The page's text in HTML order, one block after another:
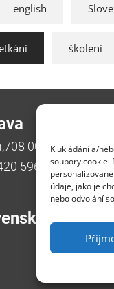
K ukládání a/
soubory cookie.
údaje, jako je
nebo odvolání
english
školení
00 Ostrava-
596 912 961,